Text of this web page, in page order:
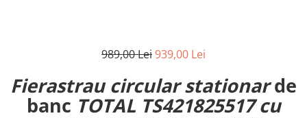
989,00 Lei939,00 Lei
Fierastrau circular stationarde
banc TOTAL TS421825517 cu